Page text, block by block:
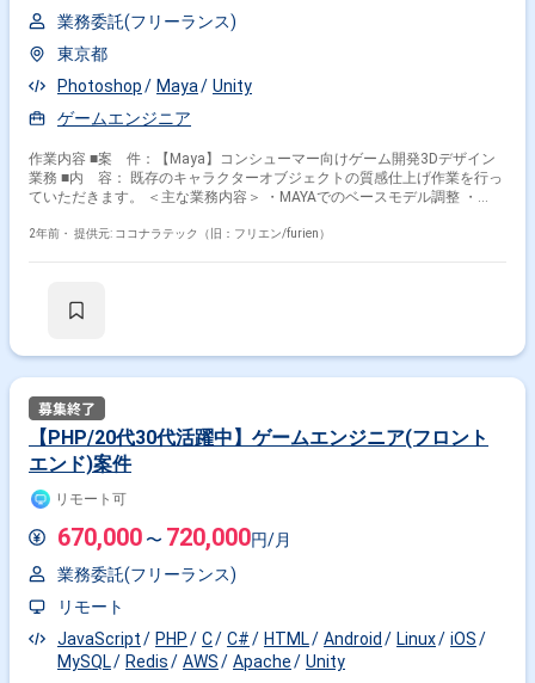
業務委託(フリーランス)
東京都
Photoshop
Maya
Unity
ゲームエンジニア
作業内容 ■案 件：【Maya】コンシューマー向けゲーム開発3Dデザイン
業務 ■内 容： 既存のキャラクターオブジェクトの質感仕上げ作業を行っ
ていただきます。 ＜主な業務内容＞ ・MAYAでのベースモデル調整 ・
2年前・ 提供元: ココナラテック（旧：フリエン/furien）
【PHP/20代30代活躍中】ゲームエンジニア(フロント
エンド)案件
リモート可
670,000 〜 720,000円/月
業務委託(フリーランス)
リモート
JavaScript
PHP C C# HTML Android Linux
iOS
MySQL
Redis AWS Apache
Unity